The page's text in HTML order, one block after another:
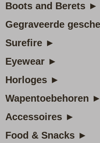
Boots and Berets ►
Gegraveerde
Surefire ►
Eyewear ►
Horloges ►
Wapentoebehoren ►
Accessoires ►
Food & Snacks ►